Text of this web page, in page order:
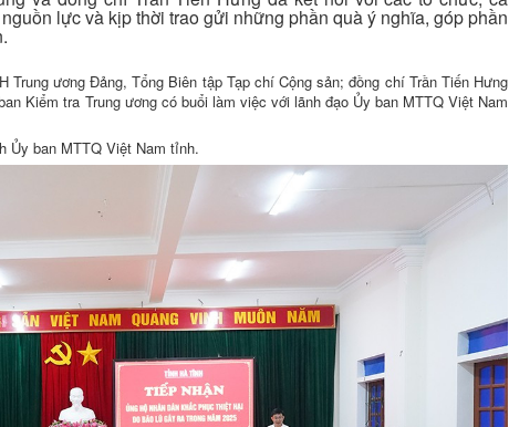
lực và kịp thời trao gửi những phần quà ý nghĩa, góp phần
Trung ương Đảng, Tổng Biên tập Tạp chí Cộng sản; đồng chí Trần Tiến Hưng
Kiểm tra Trung ương có buổi làm việc với lãnh đạo Ủy ban MTTQ Việt Nam
Ủy ban MTTQ Việt Nam tỉnh.